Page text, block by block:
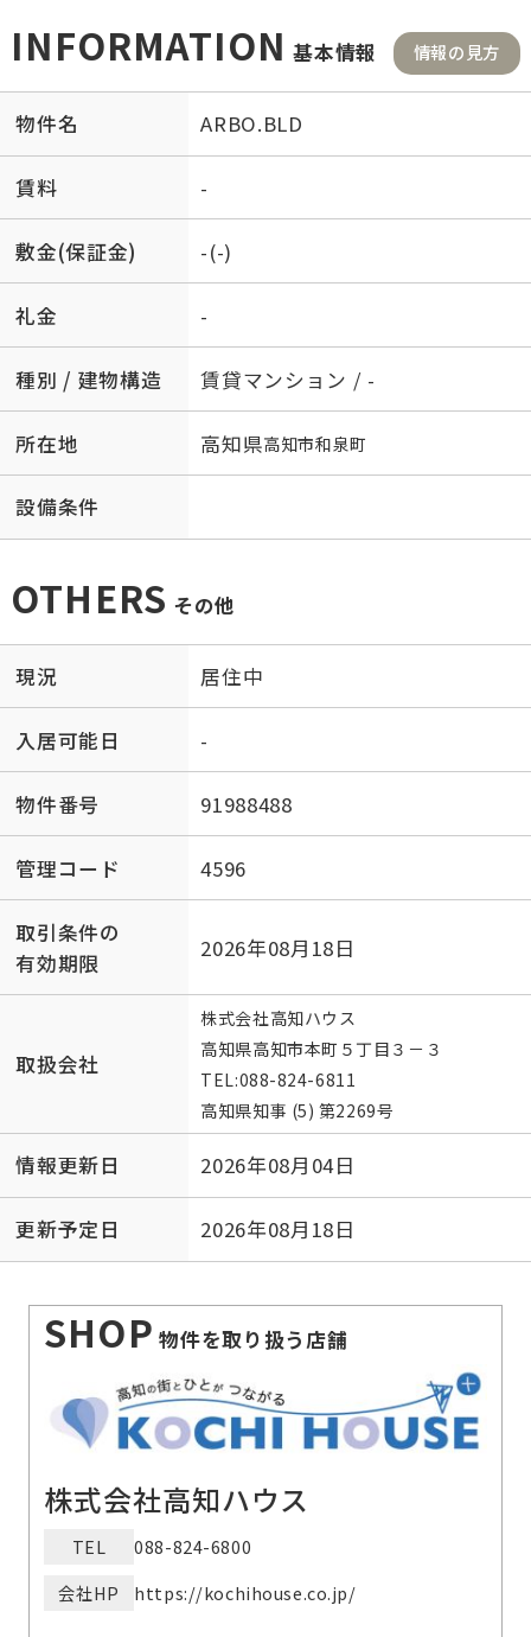
INFORMATION 基本情報 情報の見方
物件名 ARBO.BLD
賃料 -
敷金(保証金) -(-)
礼金 -
種別 / 建物構造 賃貸マンション / -
所在地 高知県高知市和泉町
設備条件
OTHERS その他
現況 居住中
入居可能日 -
物件番号 91988488
管理コード 4596
取引条件の
有効期限
2026年08月18日
取扱会社
株式会社高知ハウス
高知県高知市本町５丁目３－３
TEL:088-824-6811
高知県知事 (5) 第2269号
情報更新日 2026年08月04日
更新予定日 2026年08月18日
SHOP 物件を取り扱う店舗
株式会社高知ハウス
TEL
088-824-6800
会社HP
https://kochihouse.co.jp/